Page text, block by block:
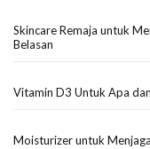
Skincare Remaja untuk
Belasan
Vitamin D3 Untuk Apa
Moisturizer untuk